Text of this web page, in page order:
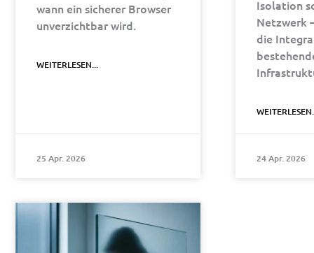
wann ein sicherer Browser
unverzichtbar wird.
WEITERLESEN...
25 Apr. 2026
Isolation
Netzwerk
die
24 Apr. 2026